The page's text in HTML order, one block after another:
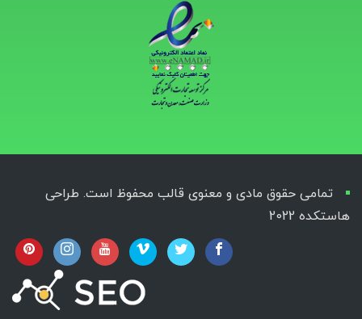
تمامی حقوق مادی و معنوی قالب محفوظ است. طراحی
هاستکده 2022